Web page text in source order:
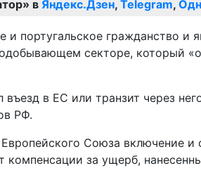
в Яндекс.Дзен, Telegram,
португальское гражданство
секторе, который
в ЕС или транзит через
РФ.
Союза включение
за ущерб,